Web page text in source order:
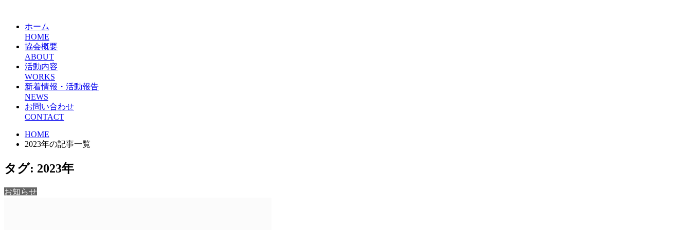
ホーム
HOME
協会概要
ABOUT
活動内容
WORKS
新着情報・活動報告
NEWS
お問い合わせ
CONTACT
HOME
2023年の記事一覧
タグ: 2023年
お知らせ